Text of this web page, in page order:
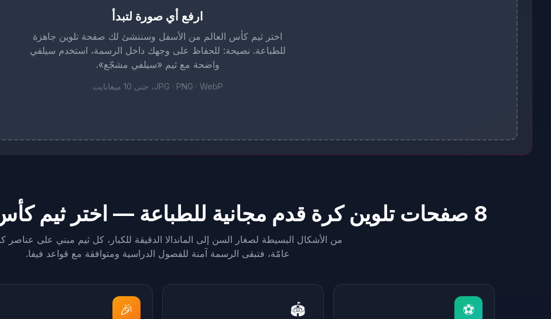
ارفع أي صورة لتبدأ
اختر ثيم كأس العالم من الأسفل وسننشئ لك صفحة تلوين جاهزة
للطباعة. نصيحة: للحفاظ على وجهك داخل الرسمة، استخدم سيلفي
واضحة مع ثيم «سيلفي مشجّع».
JPG · PNG · WebP، حتى 10 ميغابايت
8 صفحات تلوين كرة قدم مجانية للطباعة — اختر ثيم كأس العالم المناسب لك
من الأشكال البسيطة لصغار السن إلى الماندالا الدقيقة للكبار، كل ثيم مبني على عناصر
عامّة، فتبقى الرسمة آمنة للفصول الدراسية ومتوافقة مع قواعد فيفا.
⚽
🏟️
🎉